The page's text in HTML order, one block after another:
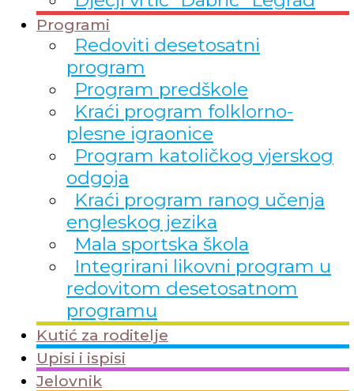
Programi
Redoviti desetosatni
program
Program predškole
Kraći program folklorno-
plesne igraonice
Program katoličkog vjerskog
odgoja
Kraći program ranog učenja
engleskog jezika
Mala sportska škola
Integrirani likovni program u
redovitom desetosatnom
programu
Kutić za roditelje
Upisi i ispisi
Jelovnik